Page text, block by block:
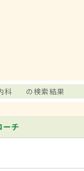
科 の検索結果
ーチ